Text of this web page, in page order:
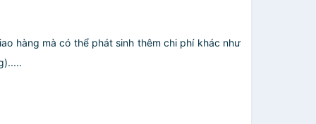
hàng mà có thể phát sinh thêm chi phí khác như